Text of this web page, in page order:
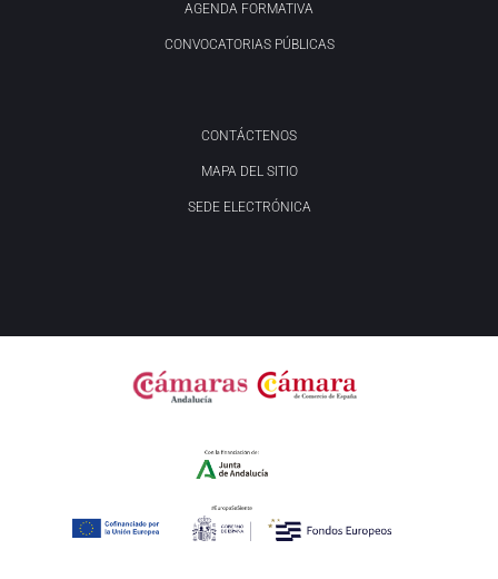
AGENDA FORMATIVA
CONVOCATORIAS PÚBLICAS
CONTÁCTENOS
MAPA DEL SITIO
SEDE ELECTRÓNICA